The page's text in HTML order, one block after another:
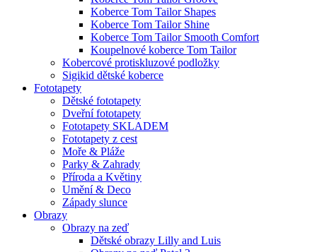
Koberce Tom Tailor Shapes
Koberce Tom Tailor Shine
Koberce Tom Tailor Smooth Comfort
Koupelnové koberce Tom Tailor
Kobercové protiskluzové podložky
Sigikid dětské koberce
Fototapety
Dětské fototapety
Dveřní fototapety
Fototapety SKLADEM
Fototapety z cest
Moře & Pláže
Parky & Zahrady
Příroda a Květiny
Umění & Deco
Západy slunce
Obrazy
Obrazy na zeď
Dětské obrazy Lilly and Luis